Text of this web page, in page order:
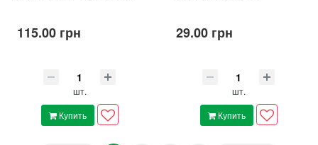
115.00 грн
шт.
Купить
29.00 грн
шт.
Купить